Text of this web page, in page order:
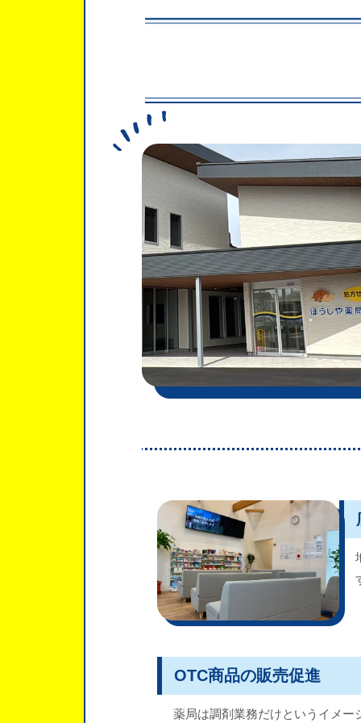
OTC商品の販売促進
薬局は調剤業務だけというイメ